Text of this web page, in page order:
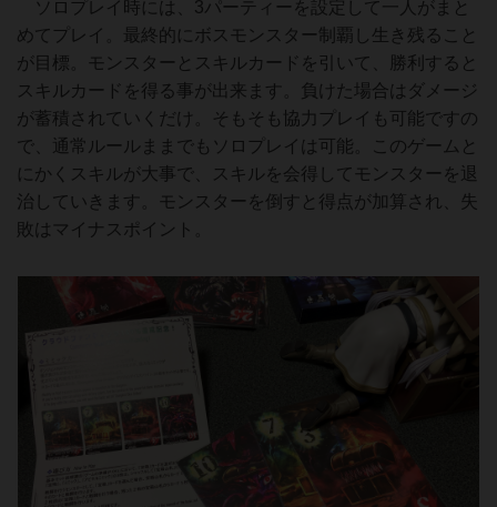
ソロプレイ時には、3パーティーを設定して一人がまと
めてプレイ。最終的にボスモンスター制覇し生き残ること
が目標。モンスターとスキルカードを引いて、勝利すると
スキルカードを得る事が出来ます。負けた場合はダメージ
が蓄積されていくだけ。そもそも協力プレイも可能ですの
で、通常ルールままでもソロプレイは可能。このゲームと
にかくスキルが大事で、スキルを会得してモンスターを退
治していきます。モンスターを倒すと得点が加算され、失
敗はマイナスポイント。